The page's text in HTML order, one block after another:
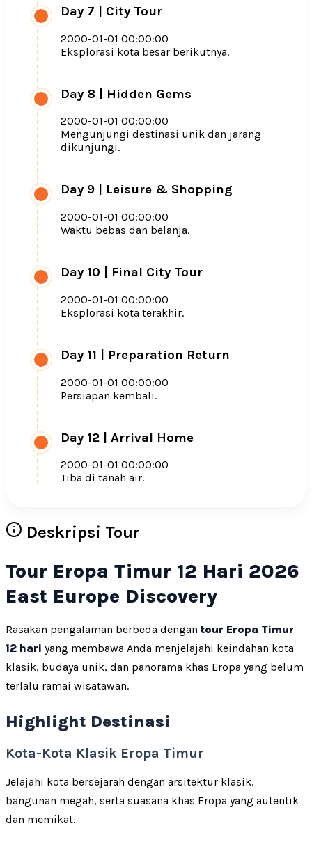
Day 7 City Tour
2000-01-01 00:00:00
Eksplorasi kota besar berikutnya.
Day 8 | Hidden Gems
2000-01-01 00:00:00
Mengunjungi destinasi unik dan jarang
dikunjungi.
Day 9 Leisure & Shopping
2000-01-01 00:00:00
Waktu bebas dan belanja.
Day 10 Final City Tour
2000-01-01 00:00:00
Eksplorasi kota terakhir.
Day 11 Preparation Return
2000-01-01 00:00:00
Persiapan kembali.
Day 12 | Arrival Home
2000-01-01 00:00:00
Tiba di tanah air.
Deskripsi Tour
Tour Eropa Timur 12 Hari 2026
East Europe Discovery
Rasakan pengalaman berbeda dengan tour Eropa Timur
12 hari yang membawa Anda menjelajahi keindahan kota
klasik, budaya unik, dan panorama khas Eropa yang belum
terlalu ramai wisatawan.
Highlight Destinasi
Kota-Kota Klasik Eropa Timur
Jelajahi kota bersejarah dengan arsitektur klasik,
bangunan megah, serta suasana khas Eropa yang autentik
dan memikat.